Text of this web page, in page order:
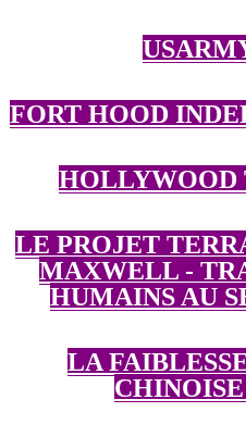
FORT HOOD
LE PROJET
MAXWELL -
HUMAINS AU
LA